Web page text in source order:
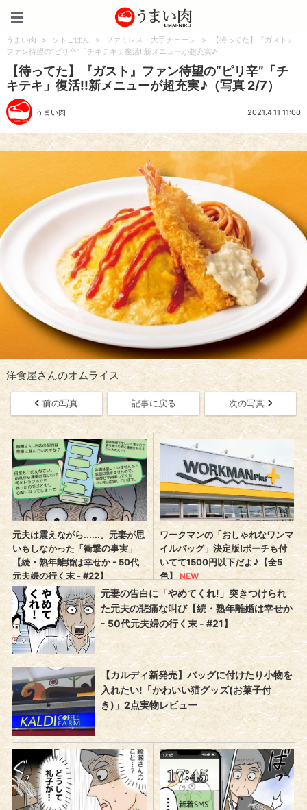
うまい肉 > ソトごはん > ファミレス・大手チェーン >
【待ってた】『ガスト』
ファン待望の“ピリ辛”「チキテキ」復活!!新メニューが超充実♪
【待ってた】『ガスト』ファン待望の“ピリ辛”「チ
キテキ」復活!!新メニューが超充実♪（写真 2/7）
うまい肉 2021.4.11 11:00
洋食屋さんのオムライス
前の写真 記事に戻る 次の写真